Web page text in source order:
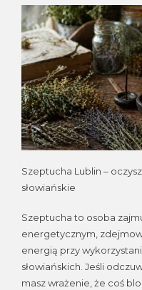
Szeptucha Lublin –
słowiańskie
Szeptucha to osoba
energetycznym,
energią przy
słowiańskich. Jeśli
masz wrażenie, że coś